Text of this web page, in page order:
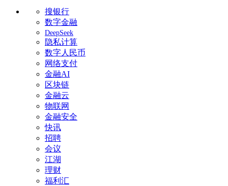
搜银行
数字金融
DeepSeek
隐私计算
数字人民币
网络支付
金融AI
区块链
金融云
物联网
金融安全
快讯
招聘
会议
江湖
理财
福利汇